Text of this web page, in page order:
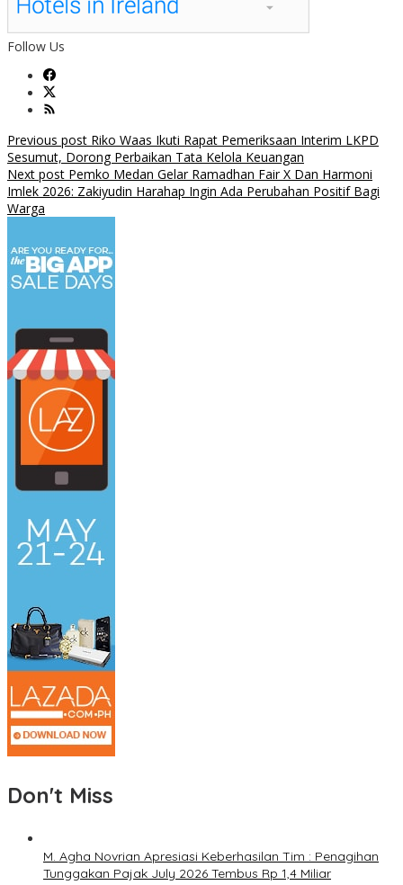
Follow Us
Post
navigation
Previous post Riko Waas Ikuti Rapat Pemeriksaan Interim LKPD
Sesumut, Dorong Perbaikan Tata Kelola Keuangan
Next post Pemko Medan Gelar Ramadhan Fair X Dan Harmoni
Imlek 2026: Zakiyudin Harahap Ingin Ada Perubahan Positif Bagi
Warga
Don't Miss
M. Agha Novrian Apresiasi Keberhasilan Tim : Penagihan
Tunggakan Pajak July 2026 Tembus Rp 1,4 Miliar